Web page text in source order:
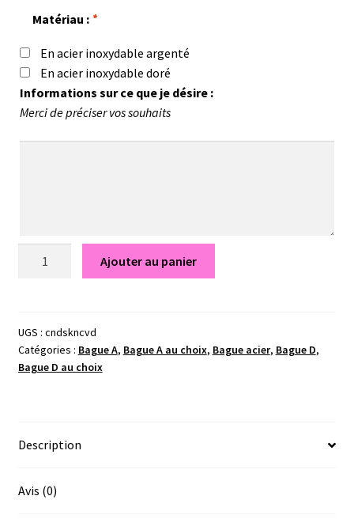
Matériau : *
En acier inoxydable argenté
En acier inoxydable doré
Informations sur ce que je désire :
Merci de préciser vos souhaits
-
Bijou
au
Ajouter au panier
UGS : cndskncvd
Catégories : Bague A, Bague A au choix, Bague acier, Bague D,
Bague D au choix
Description
Avis (0)